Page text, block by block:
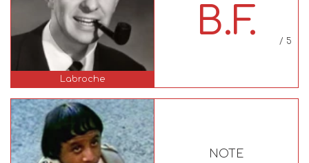
Labroche
B.F. / 5
NOTE